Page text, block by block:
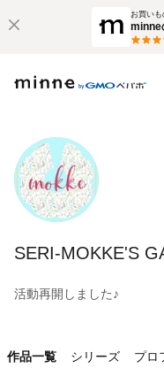
お買い
minne
SERI-MOKKE'S
活動再開しました♪
作品一覧 シリーズ プロ